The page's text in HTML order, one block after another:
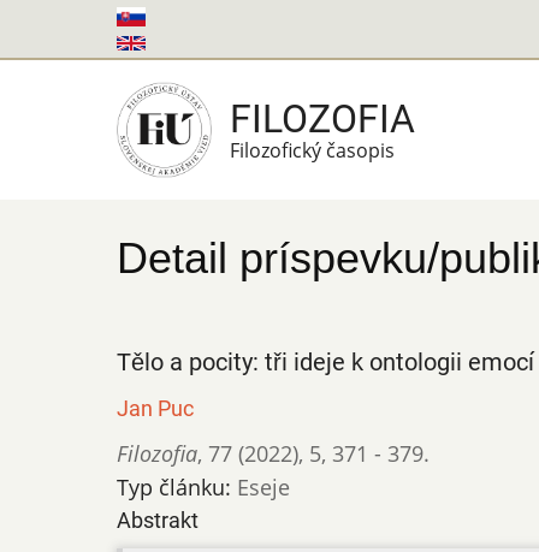
na
FILOZOFIA
Filozofický časopis
Detail príspevku/
Tělo a pocity: tři ideje k ontologii emocí
Jan Puc
Filozofia, 77 (2022), 5, 371 - 379.
Typ článku: Eseje
Abstrakt